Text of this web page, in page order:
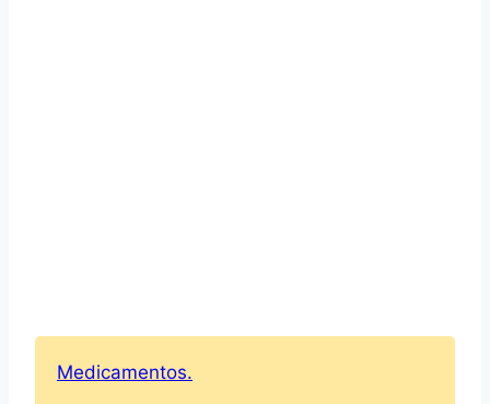
Medicamentos.